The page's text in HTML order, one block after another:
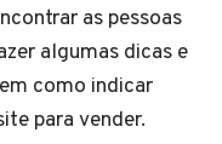
as pessoas
algumas dicas e
como indicar
para vender.